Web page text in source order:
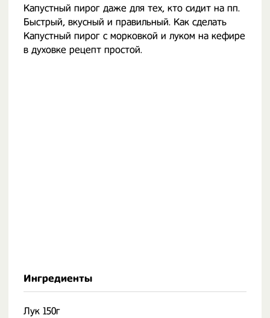
Капустный пирог даже для тех, кто сидит на пп.
Быстрый, вкусный и правильный. Как сделать
Капустный пирог с морковкой и луком на кефире
в духовке рецепт простой.
Ингредиенты
Лук 150г